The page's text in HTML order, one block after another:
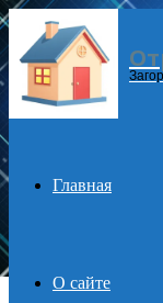
Menu
Главная
О сайте